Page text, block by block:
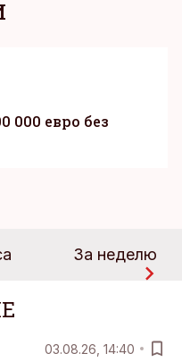
000 евро без
За неделю
03.08.26, 14:40